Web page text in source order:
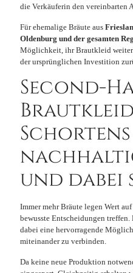
die Verkäuferin den vereinbarten
Für ehemalige Bräute aus
Oldenburg und der gesamten
Möglichkeit, ihr Brautkleid
der ursprünglichen Investition
Second-
Schortens
und dabei
Immer mehr Bräute legen Wert
bewusste Entscheidungen treffen.
dabei eine hervorragende
miteinander zu verbinden.
Da keine neue Produktion